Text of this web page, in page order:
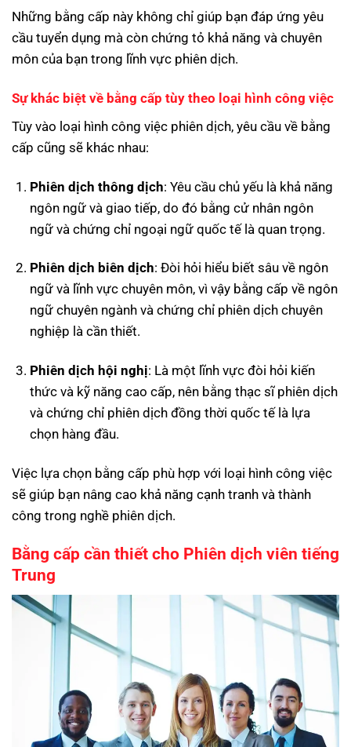
Những bằng cấp này không chỉ giúp bạn đáp ứng yêu
cầu tuyển dụng mà còn chứng tỏ khả năng và chuyên
môn của bạn trong lĩnh vực phiên dịch.
Sự khác biệt về bằng cấp tùy theo loại hình công việc
Tùy vào loại hình công việc phiên dịch, yêu cầu về bằng
cấp cũng sẽ khác nhau:
Phiên dịch thông dịch: Yêu cầu chủ yếu là khả năng
ngôn ngữ và giao tiếp, do đó bằng cử nhân ngôn
ngữ và chứng chỉ ngoại ngữ quốc tế là quan trọng.
Phiên dịch biên dịch: Đòi hỏi hiểu biết sâu về ngôn
ngữ và lĩnh vực chuyên môn, vì vậy bằng cấp về ngôn
ngữ chuyên ngành và chứng chỉ phiên dịch chuyên
nghiệp là cần thiết.
Phiên dịch hội nghị: Là một lĩnh vực đòi hỏi kiến
thức và kỹ năng cao cấp, nên bằng thạc sĩ phiên dịch
và chứng chỉ phiên dịch đồng thời quốc tế là lựa
chọn hàng đầu.
Việc lựa chọn bằng cấp phù hợp với loại hình công việc
sẽ giúp bạn nâng cao khả năng cạnh tranh và thành
công trong nghề phiên dịch.
Bằng cấp cần thiết cho Phiên dịch viên tiếng
Trung